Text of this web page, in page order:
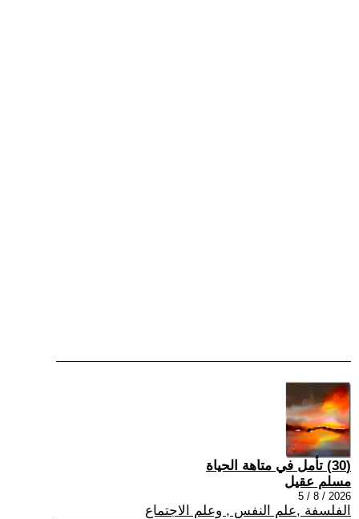
(30) تأمل في متاهة الحياة
مسلم عقيل
2026 / 8 / 5
الفلسفة ,علم النفس , وعلم الاجتماع